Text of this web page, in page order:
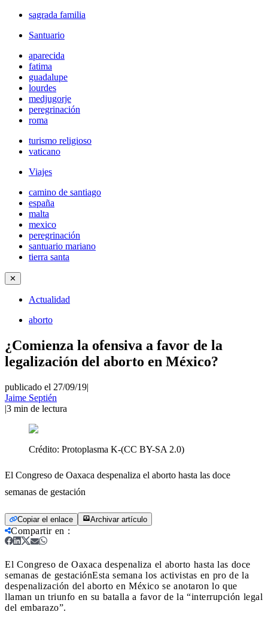
sagrada familia
Santuario
aparecida
fatima
guadalupe
lourdes
medjugorje
peregrinación
roma
turismo religioso
vaticano
Viajes
camino de santiago
españa
malta
mexico
peregrinación
santuario mariano
tierra santa
✕
Actualidad
aborto
¿Comienza la ofensiva a favor de la
legalización del aborto en México?
publicado el 27/09/19|
Jaime Septién
|3 min de lectura
Crédito: Protoplasma K-(CC BY-SA 2.0)
El Congreso de Oaxaca despenaliza el aborto hasta las doce
semanas de gestación
Copiar el enlace Archivar artículo
Compartir en :
El Congreso de Oaxaca despenaliza el aborto hasta las doce
semanas de gestaciónEsta semana los activistas en pro de la
despenalización del aborto en México se anotaron lo que
llaman un triunfo en su batalla a favor de la “interrupción legal
del embarazo”.